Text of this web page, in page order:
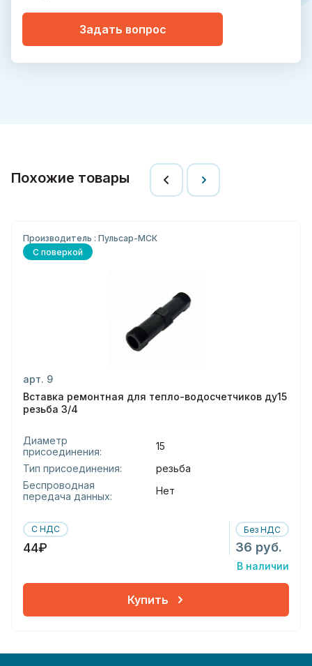
Задать вопрос
Похожие товары
Производитель : Пульсар-МСК
С поверкой
арт. 9
Вставка ремонтная для тепло-водосчетчиков ду15
резьба 3/4
Диаметр
присоединения:
15
Тип присоединения:
резьба
Беспроводная
передача данных:
Нет
С НДС
44₽
Без НДС
36 руб.
В наличии
Купить